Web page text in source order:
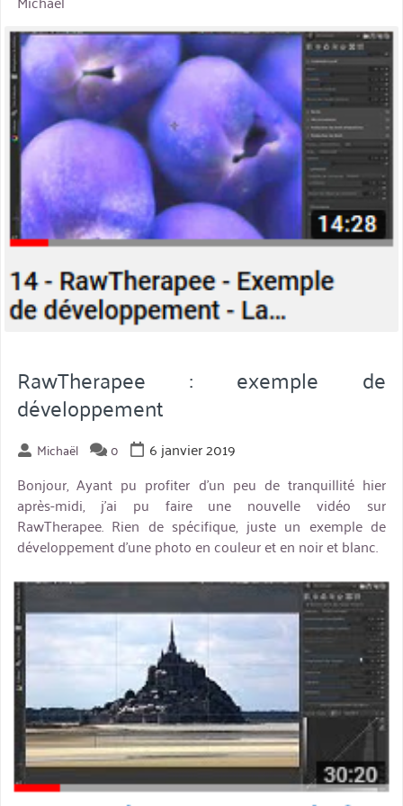
miniature
RawTherapee : exemple de
développement
Michaël 0
6 janvier 2019
Bonjour, Ayant pu profiter d’un peu de tranquillité hier
après-midi, j’ai pu faire une nouvelle vidéo sur
RawTherapee. Rien de spécifique, juste un exemple de
développement d’une photo en couleur et en noir et blanc.
miniature